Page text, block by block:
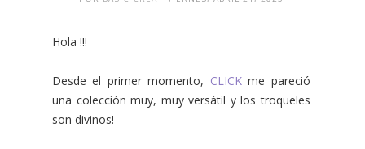
Hola !!!
Desde el primer momento, CLICKme pareció
una colección muy, muy versátil y los troqueles
son divinos!